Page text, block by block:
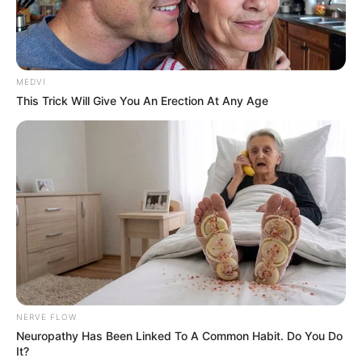
İcra başçısı üç qurumu birləşdirdi, yeni rəis
təyin etdi -FOTO
Qaydalar TƏSDİQLƏNDİ:1 sentyabr 2026-cı il
tarixindən qüvvəyə minəcək
"Qaçqınkom" aylıq müavinətlə bağlı
Xəbər xoşunuza gəldi? Sosial şəbəkələrdə paylaşın
MEDVI
This Trick Will Give You An Erection At Any Age
NERVE FLOW
Neuropathy Has Been Linked To A Common Habit. Do You Do
It?